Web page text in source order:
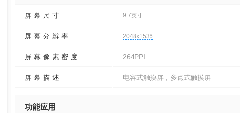
屏幕尺寸 9.7英寸
屏幕分辨率 2048x1536
屏幕像素密度 264PPI
屏幕描述 电容式触摸屏，多点式触摸屏
功能应用